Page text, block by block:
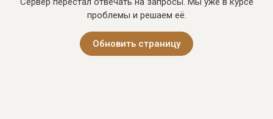
проблемы и решаем её.
Обновить страницу